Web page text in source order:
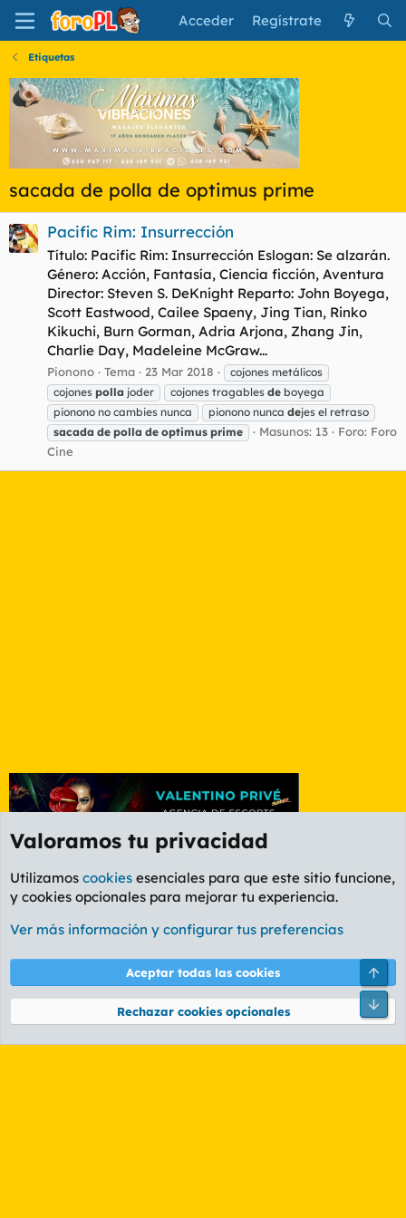
Acceder Regístrate
Etiquetas
sacada de polla de optimus prime
Pacific Rim: Insurrección
Título: Pacific Rim: Insurrección Eslogan: Se alzarán.
Género: Acción, Fantasía, Ciencia ficción, Aventura
Director: Steven S. DeKnight Reparto: John Boyega,
Scott Eastwood, Cailee Spaeny, Jing Tian, Rinko
Kikuchi, Burn Gorman, Adria Arjona, Zhang Jin,
Charlie Day, Madeleine McGraw...
Pionono Tema 23 Mar 2018
cojones metálicos
cojones polla joder cojones tragables de boyega
pionono no cambies nunca
pionono nunca dejes el retraso
sacada de polla de optimus prime Masunos: 13 Foro: Foro
Cine
Etiquetas
Cookies
PL OLDSTYLE AMARILLO
Términos y reglas Política de privacidad Ayuda
Community platform by XenForo® © 2010-2026 XenForo Ltd.
Valoramos tu privacidad
Utilizamos cookies esenciales para que este sitio funcione,
y cookies opcionales para mejorar tu experiencia.
Ver más información y configurar tus preferencias
Aceptar todas las cookies
Rechazar cookies opcionales
Pie